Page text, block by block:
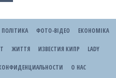
ПОЛІТИКА ФОТО-ВІДЕО ЕКОНОМІКА
ЖИТТЯ ИЗВЕСТИЯ КИПР LADY
О НАС